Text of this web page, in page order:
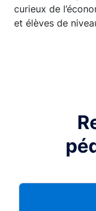
curieux de
et élèves de